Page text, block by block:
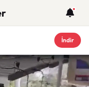
İndir